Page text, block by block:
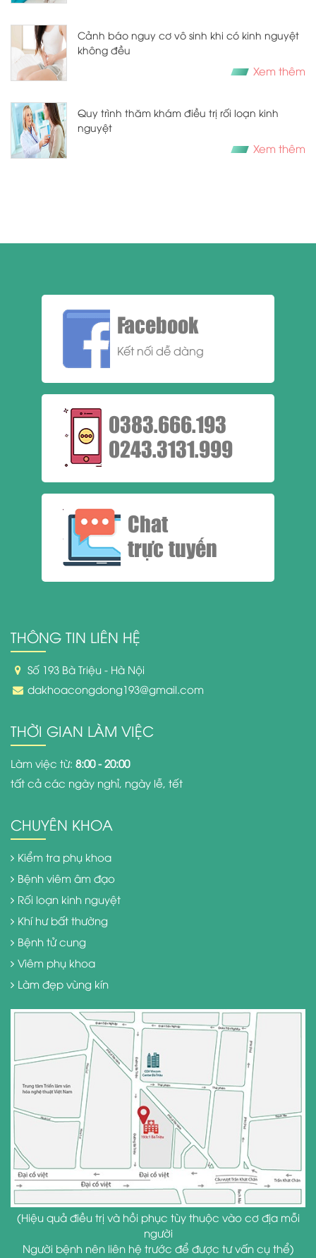
Cảnh báo nguy cơ vô sinh khi có kinh nguyệt
không đều
Xem thêm
Quy trình thăm khám điều trị rối loạn kinh
nguyệt
Xem thêm
Facebook
Kết nối dễ dàng
0383.666.193
0243.3131.999
Chat
trực tuyến
THÔNG TIN LIÊN HỆ
Số 193 Bà Triệu - Hà Nội
dakhoacongdong193@gmail.com
THỜI GIAN LÀM VIỆC
Làm việc từ: 8:00 - 20:00
tất cả các ngày nghỉ, ngày lễ, tết
CHUYÊN KHOA
Kiểm tra phụ khoa
Bệnh viêm âm đạo
Rối loạn kinh nguyệt
Khí hư bất thường
Bệnh tử cung
Viêm phụ khoa
Làm đẹp vùng kín
(Hiệu quả điều trị và hồi phục tùy thuộc vào cơ địa mỗi
người
Người bệnh nên liên hệ trước để được tư vấn cụ thể)